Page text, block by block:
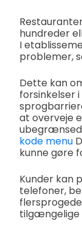
hundreder
I
problemer,
Dette kan
forsinkelser
at overveje
kode menu
kunne gøre
Kunder kan
telefoner,
tilgængelige